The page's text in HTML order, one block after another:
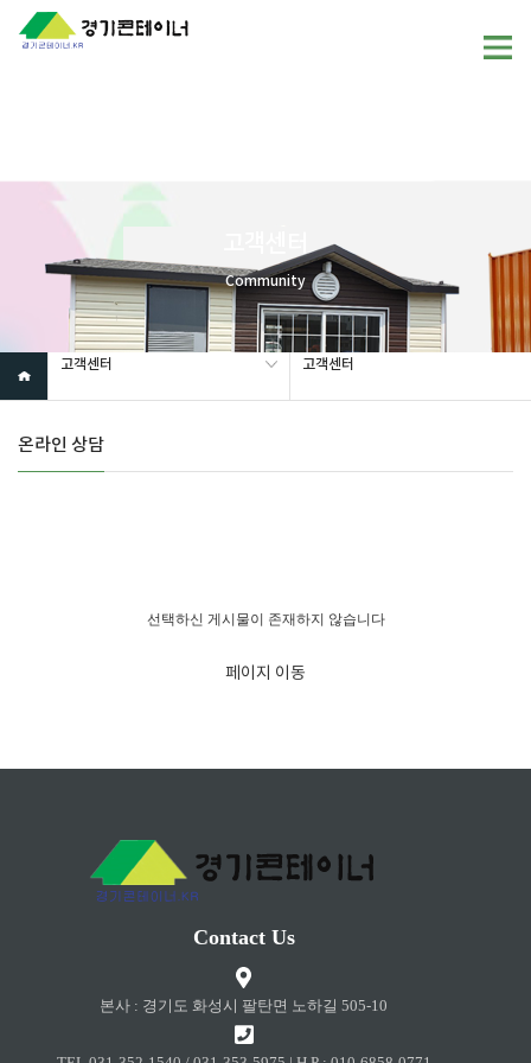
Warning: mysql_fetch_array(): supplied argument is not a valid
MySQL result resource in
/home/gunggictr/gungboard/view.php
Community
고객센터 고객센터
온라인 상담
선택하신 게시물이 존재하지 않습니다
페이지 이동
Contact Us
본사 : 경기도 화성시 팔탄면 노하길 505-10